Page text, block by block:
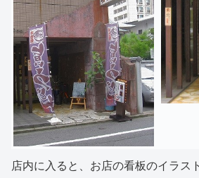
店内に入ると、お店の看板のイラス